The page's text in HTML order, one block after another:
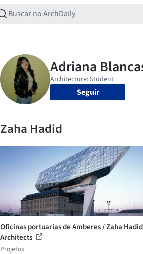
Seguir
Zaha Hadid
Oficinas portuarias de Amberes / Zaha Hadid
Architects
Projetos